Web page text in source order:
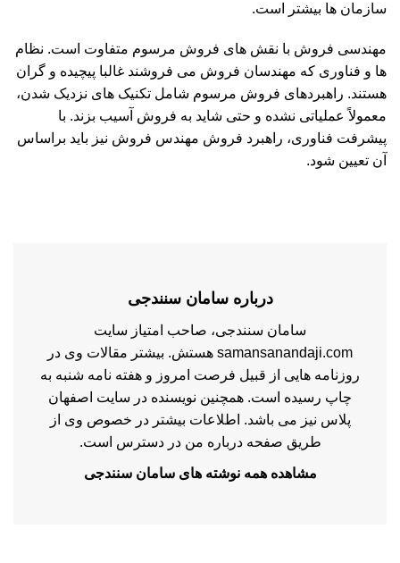
سازمان ها بیشتر است.
مهندسی فروش با نقش های فروش مرسوم متفاوت است. نظام
ها و فناوری که مهندسان فروش می فروشند غالبا پیچیده و گران
هستند. راهبردهای فروش مرسوم شامل تکنیک های نزدیک شدن،
معمولاً عملیاتی نشده و حتی شاید به فروش آسیب بزند. با
پیشرفت فناوری، راهبرد فروش مهندس فروش نیز باید براساس
آن تعیین شود.
درباره سامان سنندجی
سامان سنندجی، صاحب امتیاز سایت
samansanandaji.com هستش. بیشتر مقالات وی در
روزنامه هایی از قبیل فرصت امروز و هفته نامه شنبه به
چاپ رسیده است. همچنین نویسنده در سایت اصفهان
پلاس نیز می باشد. اطلاعات بیشتر در خصوص وی از
طریق صفحه درباره من در دسترس است.
مشاهده همه نوشته های سامان سنندجی